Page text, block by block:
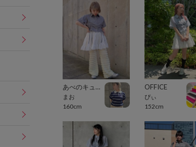
あべのキューズモール（109ABENO）
まお
160cm
OFFICE
ぴぃ
152cm